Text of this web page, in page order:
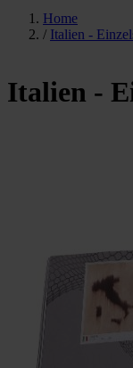
Home
/ Italien -
Italien -